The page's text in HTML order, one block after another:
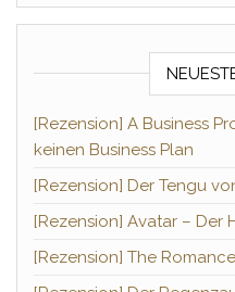
[Rezension] A Business
keinen Business Plan
[Rezension] Der Tengu
[Rezension] Avatar – Der
[Rezension] The